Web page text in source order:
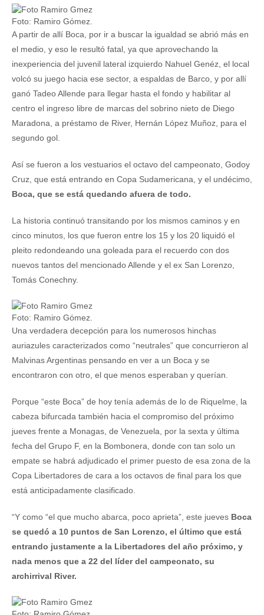
Foto: Ramiro Gómez.
A partir de allí Boca, por ir a buscar la igualdad se abrió más en
el medio, y eso le resultó fatal, ya que aprovechando la
inexperiencia del juvenil lateral izquierdo Nahuel Genéz, el local
volcó su juego hacia ese sector, a espaldas de Barco, y por allí
ganó Tadeo Allende para llegar hasta el fondo y habilitar al
centro el ingreso libre de marcas del sobrino nieto de Diego
Maradona, a préstamo de River, Hernán López Muñoz, para el
segundo gol.
Así se fueron a los vestuarios el octavo del campeonato, Godoy
Cruz, que está entrando en Copa Sudamericana, y el undécimo,
Boca, que se está quedando afuera de todo.
La historia continuó transitando por los mismos caminos y en
cinco minutos, los que fueron entre los 15 y los 20 liquidó el
pleito redondeando una goleada para el recuerdo con dos
nuevos tantos del mencionado Allende y el ex San Lorenzo,
Tomás Conechny.
Foto: Ramiro Gómez.
Una verdadera decepción para los numerosos hinchas
auriazules caracterizados como “neutrales” que concurrieron al
Malvinas Argentinas pensando en ver a un Boca y se
encontraron con otro, el que menos esperaban y querían.
Porque “este Boca” de hoy tenía además de lo de Riquelme, la
cabeza bifurcada también hacia el compromiso del próximo
jueves frente a Monagas, de Venezuela, por la sexta y última
fecha del Grupo F, en la Bombonera, donde con tan solo un
empate se habrá adjudicado el primer puesto de esa zona de la
Copa Libertadores de cara a los octavos de final para los que
está anticipadamente clasificado.
“Y como “el que mucho abarca, poco aprieta”, este jueves Boca
se quedó a 10 puntos de San Lorenzo, el último que está
entrando justamente a la Libertadores del año próximo, y
nada menos que a 22 del líder del campeonato, su
archirrival River.